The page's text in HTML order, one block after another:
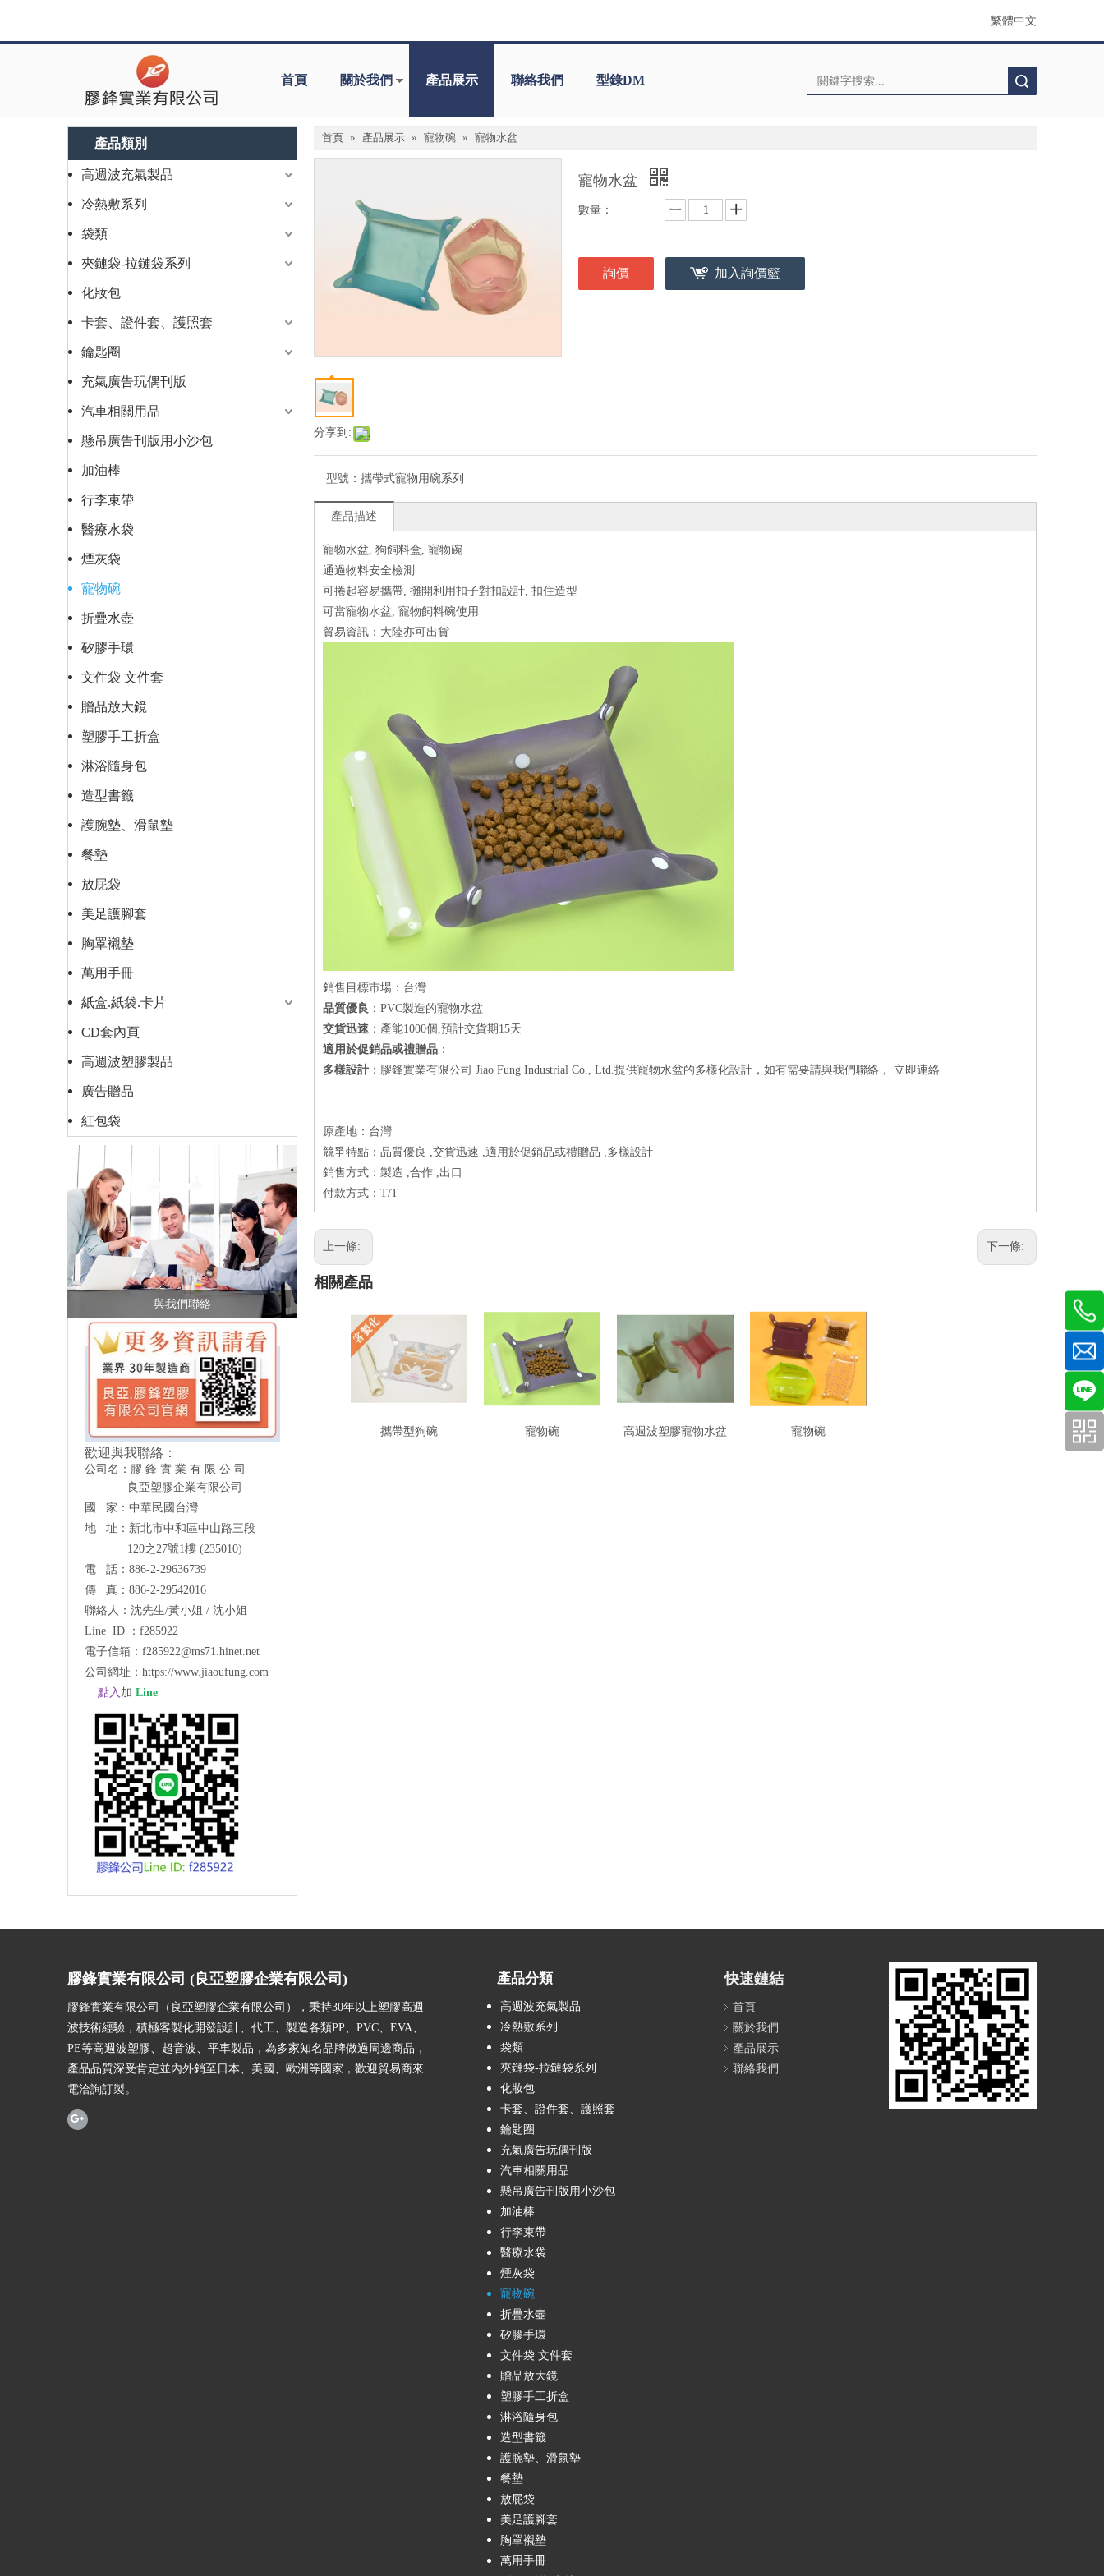
繁體中文
首頁 關於我們 產品展示 聯絡我們 型錄DM
產品類別
高週波充氣製品
冷熱敷系列
袋類
夾鏈袋-拉鏈袋系列
化妝包
卡套、證件套、護照套
鑰匙圈
充氣廣告玩偶刊版
汽車相關用品
懸吊廣告刊版用小沙包
加油棒
行李束帶
醫療水袋
煙灰袋
寵物碗
折疊水壺
矽膠手環
文件袋 文件套
贈品放大鏡
塑膠手工折盒
淋浴隨身包
造型書籤
護腕墊、滑鼠墊
餐墊
放屁袋
美足護腳套
胸罩襯墊
萬用手冊
紙盒.紙袋.卡片
CD套內頁
高週波塑膠製品
廣告贈品
紅包袋
與我們聯絡
歡迎與我聯絡：
公司名：膠 鋒 實 業 有 限 公 司
良亞塑膠企業有限公司
國 家：中華民國台灣
地 址：新北市中和區中山路三段
120之27號1樓 (235010)
電 話：886-2-29636739
傳 真：886-2-29542016
聯絡人：沈先生/黃小姐 / 沈小姐
Line ID ：f285922
電子信箱： f285922@ms71.hinet.net
公司網址： https://www.jiaoufung.com
點入 加 Line
首頁 » 產品展示 » 寵物碗 » 寵物水盆
分享到:
寵物水盆
數量：
詢價 加入詢價籃
型號： 攜帶式寵物用碗系列
產品描述
寵物水盆, 狗飼料盒, 寵物碗
通過物料安全檢測
可捲起容易攜帶, 攤開利用扣子對扣設計, 扣住造型
可當寵物水盆, 寵物飼料碗使用
貿易資訊：大陸亦可出貨
銷售目標市場：台灣
品質優良 ：PVC製造的寵物水盆
交貨迅速 ：產能1000個,預計交貨期15天
適用於促銷品或禮贈品 ：
多樣設計 ：膠鋒實業有限公司 Jiao Fung Industrial Co., Ltd.提供寵物水盆的多樣化設計，如有需要請與我們聯絡， 立即連絡
原產地：台灣
競爭特點：品質優良 ,交貨迅速 ,適用於促銷品或禮贈品 ,多樣設計
銷售方式：製造 ,合作 ,出口
付款方式：T/T
上一條: 下一條:
相關產品
攜帶型狗碗 寵物碗 高週波塑膠寵物水盆 寵物碗
膠鋒實業有限公司 (良亞塑膠企業有限公司)
膠鋒實業有限公司（良亞塑膠企業有限公司），秉持30年以上塑膠高週
波技術經驗，積極客製化開發設計、代工、製造各類PP、PVC、EVA、
PE等高週波塑膠、超音波、平車製品，為多家知名品牌做過周邊商品，
產品品質深受肯定並內外銷至日本、美國、歐洲等國家，歡迎貿易商來
電洽詢訂製。
產品分類
高週波充氣製品
冷熱敷系列
袋類
夾鏈袋-拉鏈袋系列
化妝包
卡套、證件套、護照套
鑰匙圈
充氣廣告玩偶刊版
汽車相關用品
懸吊廣告刊版用小沙包
加油棒
行李束帶
醫療水袋
煙灰袋
寵物碗
折疊水壺
矽膠手環
文件袋 文件套
贈品放大鏡
塑膠手工折盒
淋浴隨身包
造型書籤
護腕墊、滑鼠墊
餐墊
放屁袋
美足護腳套
胸罩襯墊
萬用手冊
快速鏈結
首頁
關於我們
產品展示
聯絡我們